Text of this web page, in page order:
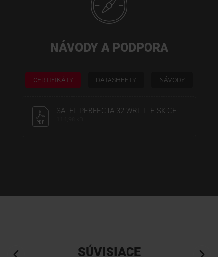
NÁVODY A PODPORA
CERTIFIKÁTY DATASHEETY NÁVODY
SATEL PERFECTA 32-WRL LTE SK CE
SÚVISIACE